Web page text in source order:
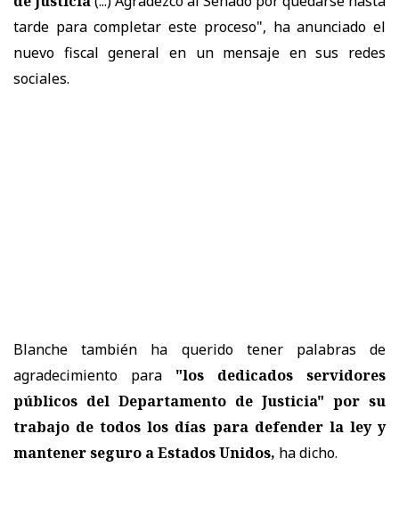
tarde para completar este proceso", ha anunciado el
nuevo fiscal general en un mensaje en sus redes
sociales.
Blanche también ha querido tener palabras de
agradecimiento para "los dedicados servidores
públicos del Departamento de Justicia" por su
trabajo de todos los días para defender la ley y
mantener seguro a Estados Unidos, ha dicho.